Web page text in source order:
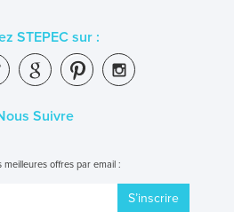
STEPEC sur :
Suivre
meilleures offres par email :
S’inscrire